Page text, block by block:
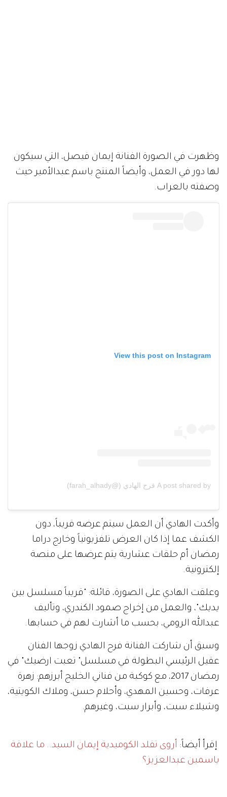
وظهرت في الصورة الفنانة إيمان فيصل، التي سيكون
لها دور في العمل، وأيضاً المنتج باسم عبدالأمير حيث
وصفته بالعراب.
View this post on Instagram
A post shared by فرح الهادي (@farah_alhady)
وأكدت الهادي أن العمل سيتم عرضه قريباً، دون
الكشف عما إذا كان العرض تلفزيونياً وخارج دراما
رمضان أم حلقات عشارية يتم عرضها على منصة
إلكترونية.
وعلقت الهادي على الصورة، قائلة: "قريباً مسلسل بين
يديك"، والعمل من إخراج صمود الكندري، وتأليف
عبدالله الرومي، بحسب ما أشارت لهم في حسابها.
وسبق أن شاركت الفنانة فرح الهادي زوجها الفنان
عقيل الرئيسي البطولة في مسلسل" تعبت ارضيك" في
رمضان 2017، مع كوكبة من فناني الخليج أبرزهم: زهرة
عرفات، وحسين المهدي، وأحلام حسن، وملاك الكويتية،
وشيلاء سبت، وأبرار سبت، وغيرهم.
إقرأ أيضاً: أروى تقلد الكوميدية إيمان السيد.. ما علاقة
ياسمين عبدالعزيز؟